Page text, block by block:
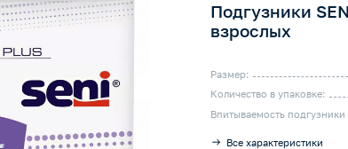
Подгузники
взрослых
Размер:
Количество в упаковке:
Впитываемость
Все характеристики